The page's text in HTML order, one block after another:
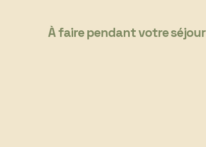
À faire pendant votre séjour